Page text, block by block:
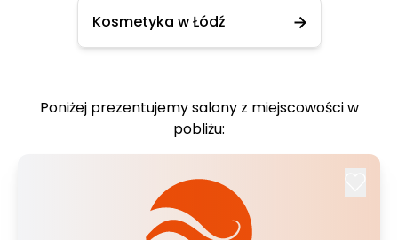
Kosmetyka w Łódź
Poniżej prezentujemy salony z miejscowości w
pobliżu: